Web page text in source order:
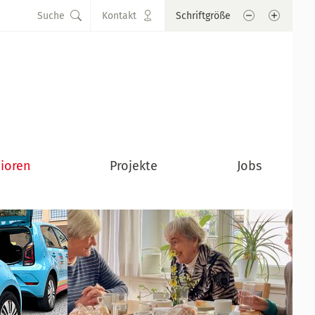
Suche Kontakt Schriftgröße SchriftSchrift
Projekte Jobs